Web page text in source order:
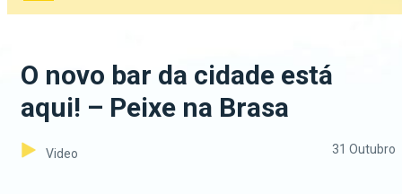
O novo bar da cidade está
aqui! – Peixe na Brasa
Video 31 Outubro